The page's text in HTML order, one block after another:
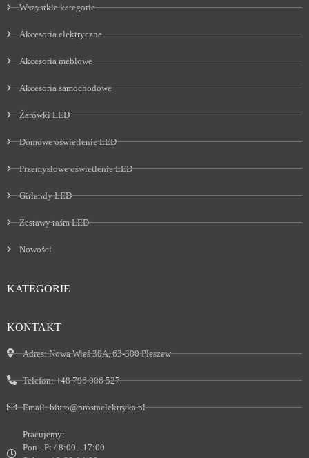
Wszystkie kategorie
Akcesoria elektryczne
Akcesoria meblowe
Akcesoria samochodowe
Żarówki LED
Domowe oświetlenie LED
Przemysłowe oświetlenie LED
Girlandy LED
Zestawy taśm LED
Nowości
KATEGORIE
KONTAKT
Adres:Nowa Wieś 30A, 63-300 Pleszew
Telefon:+48 796 006 527
Email:biuro@prostaelektryka.pl
Pracujemy:
Pon - Pt / 8:00 - 17:00